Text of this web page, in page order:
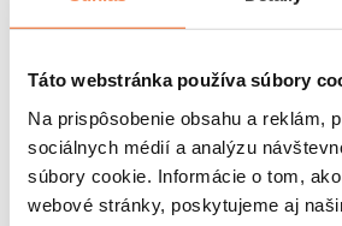
Táto webstránka používa súbory
Na prispôsobenie obsahu a reklám,
sociálnych médií a analýzu
súbory cookie. Informácie o tom,
webové stránky, poskytujeme aj